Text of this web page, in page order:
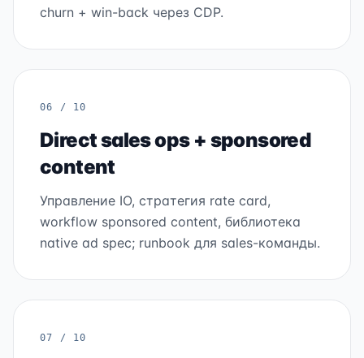
churn + win-back через CDP.
06 / 10
Direct sales ops + sponsored
content
Управление IO, стратегия rate card,
workflow sponsored content, библиотека
native ad spec; runbook для sales-команды.
07 / 10